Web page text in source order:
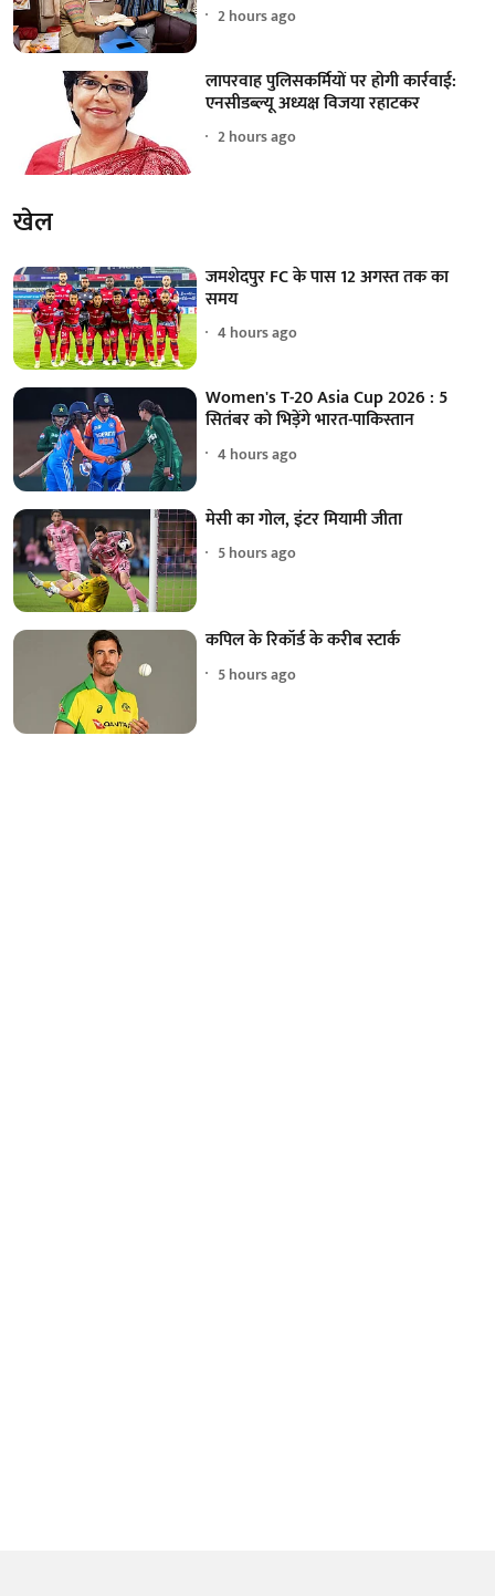
2 hours ago
लापरवाह पुलिसकर्मियों पर होगी कार्रवाई:
एनसीडब्ल्यू अध्यक्ष विजया रहाटकर
2 hours ago
खेल
जमशेदपुर FC के पास 12 अगस्त तक का
समय
4 hours ago
Women's T-20 Asia Cup 2026 : 5
सितंबर को भिड़ेंगे भारत-पाकिस्तान
4 hours ago
मेसी का गोल, इंटर मियामी जीता
5 hours ago
कपिल के रिकॉर्ड के करीब स्टार्क
5 hours ago